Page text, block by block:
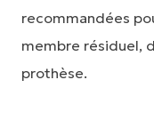
recommandées
membre résiduel,
prothèse.